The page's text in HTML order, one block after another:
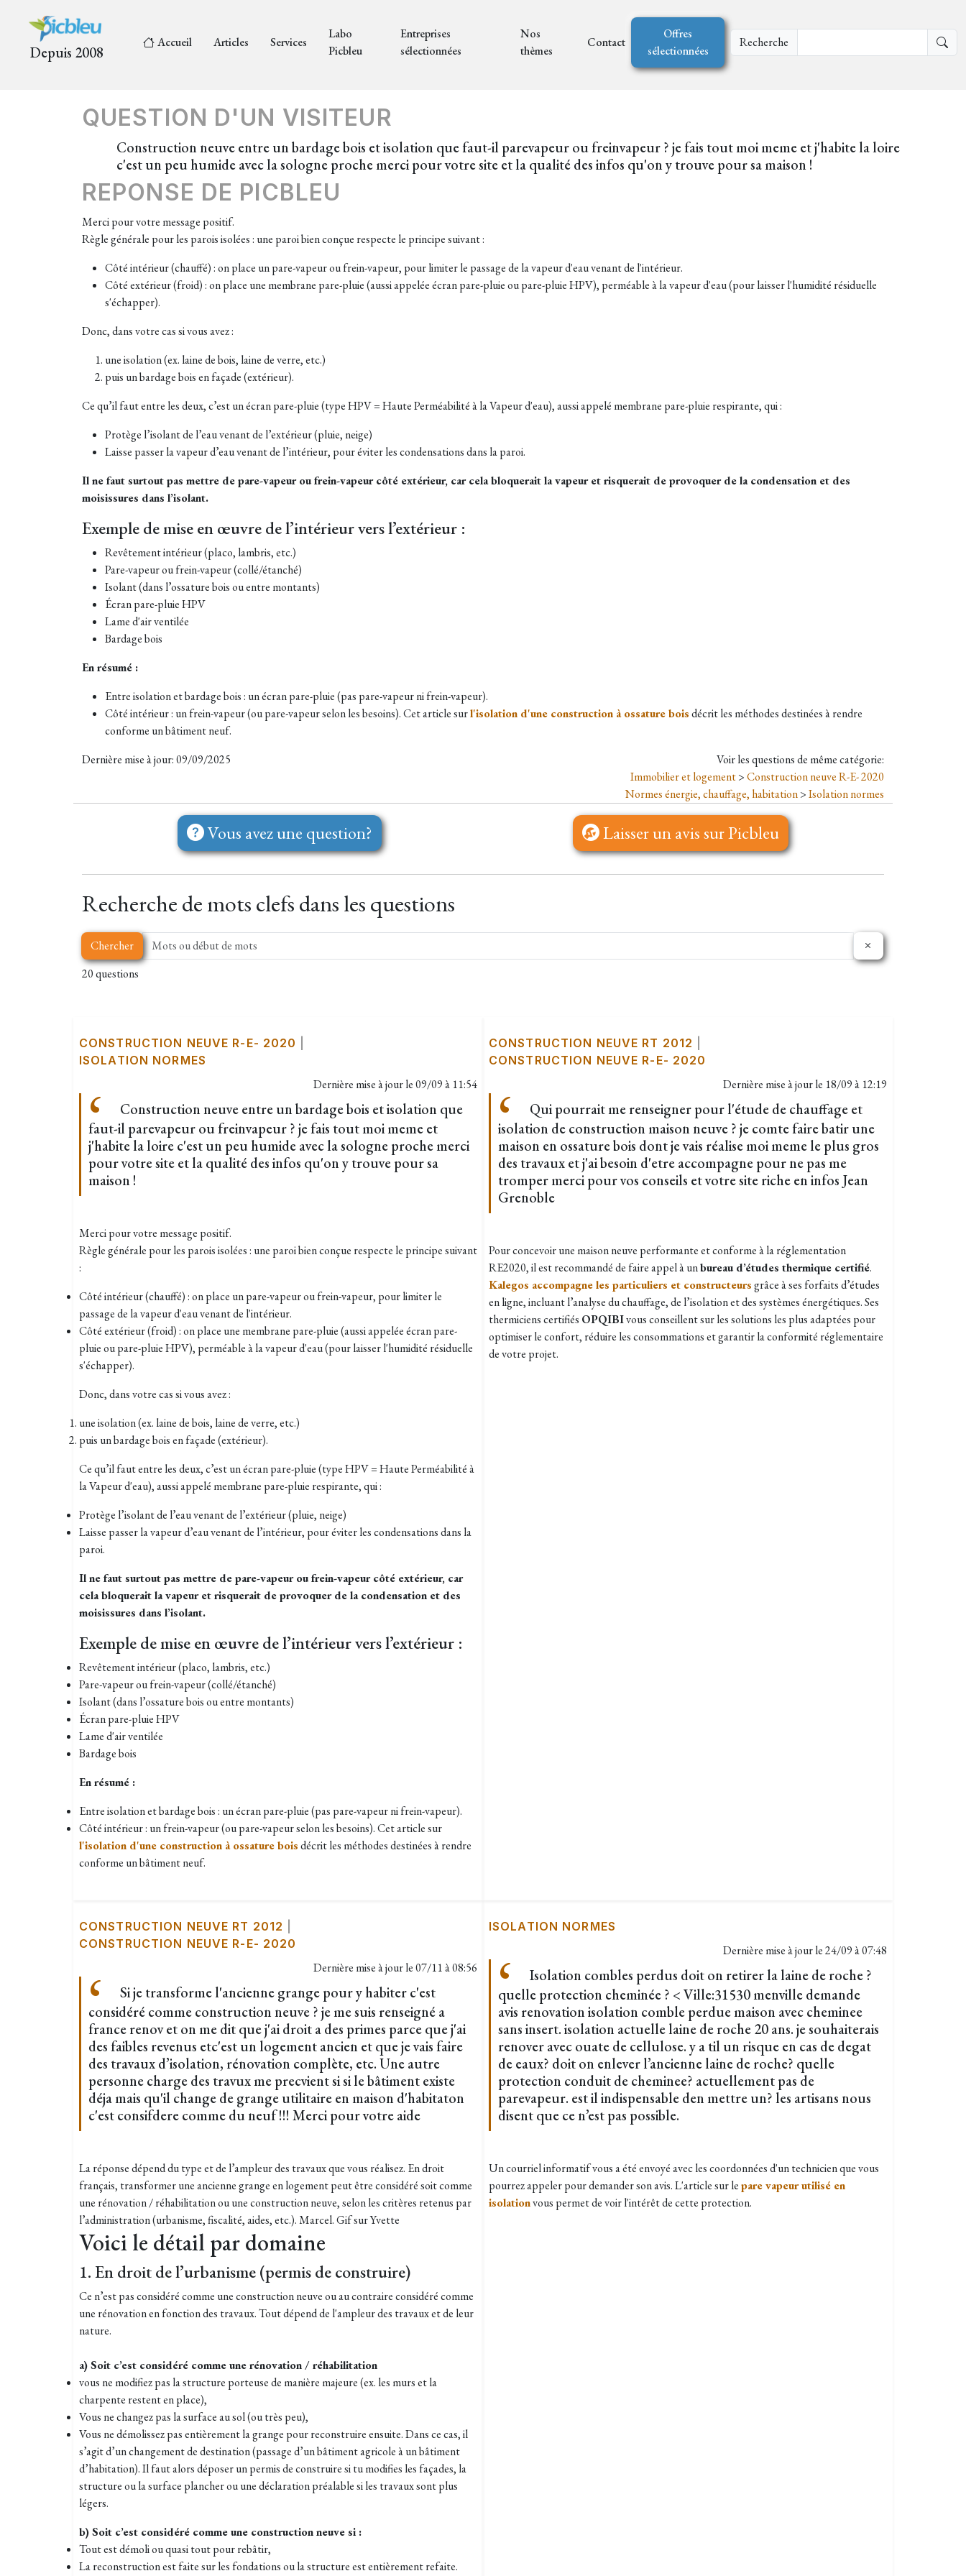
Depuis 2008
Accueil Articles Services
Labo
Picbleu
Entreprises
sélectionnées
Nos
thèmes
Contact
Offres
sélectionnées
Recherche
QUESTION D'UN VISITEUR
Construction neuve entre un bardage bois et isolation que faut-il parevapeur ou freinvapeur ? je fais tout moi meme et j'habite la loire
c'est un peu humide avec la sologne proche merci pour votre site et la qualité des infos qu'on y trouve pour sa maison !
REPONSE DE PICBLEU
Merci pour votre message positif.
Règle générale pour les parois isolées : une paroi bien conçue respecte le principe suivant :
Côté intérieur (chauffé) : on place un pare-vapeur ou frein-vapeur, pour limiter le passage de la vapeur d'eau venant de l'intérieur.
Côté extérieur (froid) : on place une membrane pare-pluie (aussi appelée écran pare-pluie ou pare-pluie HPV), perméable à la vapeur d'eau (pour laisser l'humidité résiduelle
s'échapper).
Donc, dans votre cas si vous avez :
une isolation (ex. laine de bois, laine de verre, etc.)
puis un bardage bois en façade (extérieur).
Ce qu’il faut entre les deux, c’est un écran pare-pluie (type HPV = Haute Perméabilité à la Vapeur d'eau), aussi appelé membrane pare-pluie respirante, qui :
Protège l’isolant de l’eau venant de l’extérieur (pluie, neige)
Laisse passer la vapeur d’eau venant de l’intérieur, pour éviter les condensations dans la paroi.
Il ne faut surtout pas mettre de pare-vapeur ou frein-vapeur côté extérieur, car cela bloquerait la vapeur et risquerait de provoquer de la condensation et des
moisissures dans l’isolant.
Exemple de mise en œuvre de l’intérieur vers l’extérieur :
Revêtement intérieur (placo, lambris, etc.)
Pare-vapeur ou frein-vapeur (collé/étanché)
Isolant (dans l’ossature bois ou entre montants)
Écran pare-pluie HPV
Lame d'air ventilée
Bardage bois
En résumé :
Entre isolation et bardage bois : un écran pare-pluie (pas pare-vapeur ni frein-vapeur).
Côté intérieur : un frein-vapeur (ou pare-vapeur selon les besoins). Cet article surl'isolation d'une construction à ossature boisdécrit les méthodes destinées à rendre
conforme un bâtiment neuf.
Dernière mise à jour: 09/09/2025
Voir les questions de même catégorie:
Immobilier et logement>Construction neuve R-E- 2020
Normes énergie, chauffage, habitation>Isolation normes
Vous avez une question? Laisser un avis sur Picbleu
Recherche de mots clefs dans les questions
Chercher
20 questions
CONSTRUCTION NEUVE R-E- 2020
ISOLATION NORMES
Dernière mise à jour le09/09 à 11:54
Construction neuve entre un bardage bois et isolation que
faut-il parevapeur ou freinvapeur ? je fais tout moi meme et
j'habite la loire c'est un peu humide avec la sologne proche merci
pour votre site et la qualité des infos qu'on y trouve pour sa
maison !
Merci pour votre message positif.
Règle générale pour les parois isolées : une paroi bien conçue respecte le principe suivant
:
Côté intérieur (chauffé) : on place un pare-vapeur ou frein-vapeur, pour limiter le
passage de la vapeur d'eau venant de l'intérieur.
Côté extérieur (froid) : on place une membrane pare-pluie (aussi appelée écran pare-
pluie ou pare-pluie HPV), perméable à la vapeur d'eau (pour laisser l'humidité résiduelle
s'échapper).
Donc, dans votre cas si vous avez :
une isolation (ex. laine de bois, laine de verre, etc.)
puis un bardage bois en façade (extérieur).
Ce qu’il faut entre les deux, c’est un écran pare-pluie (type HPV = Haute Perméabilité à
la Vapeur d'eau), aussi appelé membrane pare-pluie respirante, qui :
Protège l’isolant de l’eau venant de l’extérieur (pluie, neige)
Laisse passer la vapeur d’eau venant de l’intérieur, pour éviter les condensations dans la
paroi.
Il ne faut surtout pas mettre de pare-vapeur ou frein-vapeur côté extérieur, car
cela bloquerait la vapeur et risquerait de provoquer de la condensation et des
moisissures dans l’isolant.
Exemple de mise en œuvre de l’intérieur vers l’extérieur :
Revêtement intérieur (placo, lambris, etc.)
Pare-vapeur ou frein-vapeur (collé/étanché)
Isolant (dans l’ossature bois ou entre montants)
Écran pare-pluie HPV
Lame d'air ventilée
Bardage bois
En résumé :
Entre isolation et bardage bois : un écran pare-pluie (pas pare-vapeur ni frein-vapeur).
Côté intérieur : un frein-vapeur (ou pare-vapeur selon les besoins). Cet article sur
l'isolation d'une construction à ossature boisdécrit les méthodes destinées à rendre
conforme un bâtiment neuf.
CONSTRUCTION NEUVE RT 2012
CONSTRUCTION NEUVE R-E- 2020
Dernière mise à jour le 18/09 à 12:19
Qui pourrait me renseigner pour l'étude de chauffage et
isolation de construction maison neuve ? je comte faire batir une
maison en ossature bois dont je vais réalise moi meme le plus gros
des travaux et j'ai besoin d'etre accompagne pour ne pas me
tromper merci pour vos conseils et votre site riche en infos Jean
Grenoble
Pour concevoir une maison neuve performante et conforme à la réglementation
RE2020, il est recommandé de faire appel à unbureau d’études thermique certifié.
Kalegos accompagne les particuliers et constructeursgrâce à ses forfaits d’études
en ligne, incluant l’analyse du chauffage, de l’isolation et des systèmes énergétiques. Ses
thermiciens certifiés OPQIBIvous conseillent sur les solutions les plus adaptées pour
optimiser le confort, réduire les consommations et garantir la conformité réglementaire
de votre projet.
CONSTRUCTION NEUVE RT 2012
CONSTRUCTION NEUVE R-E- 2020
Dernière mise à jour le07/11 à 08:56
Si je transforme l'ancienne grange pour y habiter c'est
considéré comme construction neuve ? je me suis renseigné a
france renov et on me dit que j'ai droit a des primes parce que j'ai
des faibles revenus etc'est un logement ancien et que je vais faire
des travaux d’isolation, rénovation complète, etc. Une autre
personne charge des travux me precvient si si le bâtiment existe
déja mais qu'il change de grange utilitaire en maison d'habitaton
c'est consifdere comme du neuf !!! Merci pour votre aide
La réponse dépend du type et de l’ampleur des travaux que vous réalisez. En droit
français, transformer une ancienne grange en logement peut être considéré soit comme
une rénovation / réhabilitation ou une construction neuve, selon les critères retenus par
l’administration (urbanisme, fiscalité, aides, etc.). Marcel. Gif sur Yvette
Voici le détail par domaine
1. En droit de l’urbanisme (permis de construire)
Ce n’est pas considéré comme une construction neuve ou au contraire considéré comme
une rénovation en fonction des travaux.Tout dépend de l'ampleur des travaux et de leur
nature.
a) Soit c’est considéré comme une rénovation / réhabilitation
vous ne modifiez pas la structure porteuse de manière majeure (ex. les murs et la
charpente restent en place),
Vous ne changez pas la surface au sol (ou très peu),
Vous ne démolissez pas entièrement la grange pour reconstruire ensuite. Dans ce cas, il
s’agit d’un changement de destination (passage d’un bâtiment agricole à un bâtiment
d’habitation). Il faut alors déposer un permis de construire si tu modifies les façades, la
structure ou la surface plancher ou une déclaration préalable si les travaux sont plus
légers.
b) Soit c’est considéré comme une construction neuve si :
Tout est démoli ou quasi tout pour rebâtir,
La reconstruction est faite sur les fondations ou la structure est entièrement refaite.
ISOLATION NORMES
Dernière mise à jour le24/09 à 07:48
Isolation combles perdus doit on retirer la laine de roche ?
quelle protection cheminée ? < Ville:31530 menville demande
avis renovation isolation comble perdue maison avec cheminee
sans insert. isolation actuelle laine de roche 20 ans. je souhaiterais
renover avec ouate de cellulose. y a til un risque en cas de degat
de eaux? doit on enlever l’ancienne laine de roche? quelle
protection conduit de cheminee? actuellement pas de
parevapeur. est il indispensable den mettre un? les artisans nous
disent que ce n’est pas possible.
Un courriel informatif vous a été envoyé avec les coordonnées d'un technicien que vous
pourrez appeler pour demander son avis. L'article sur lepare vapeur utilisé en
isolationvous permet de voir l'intérêt de cette protection.